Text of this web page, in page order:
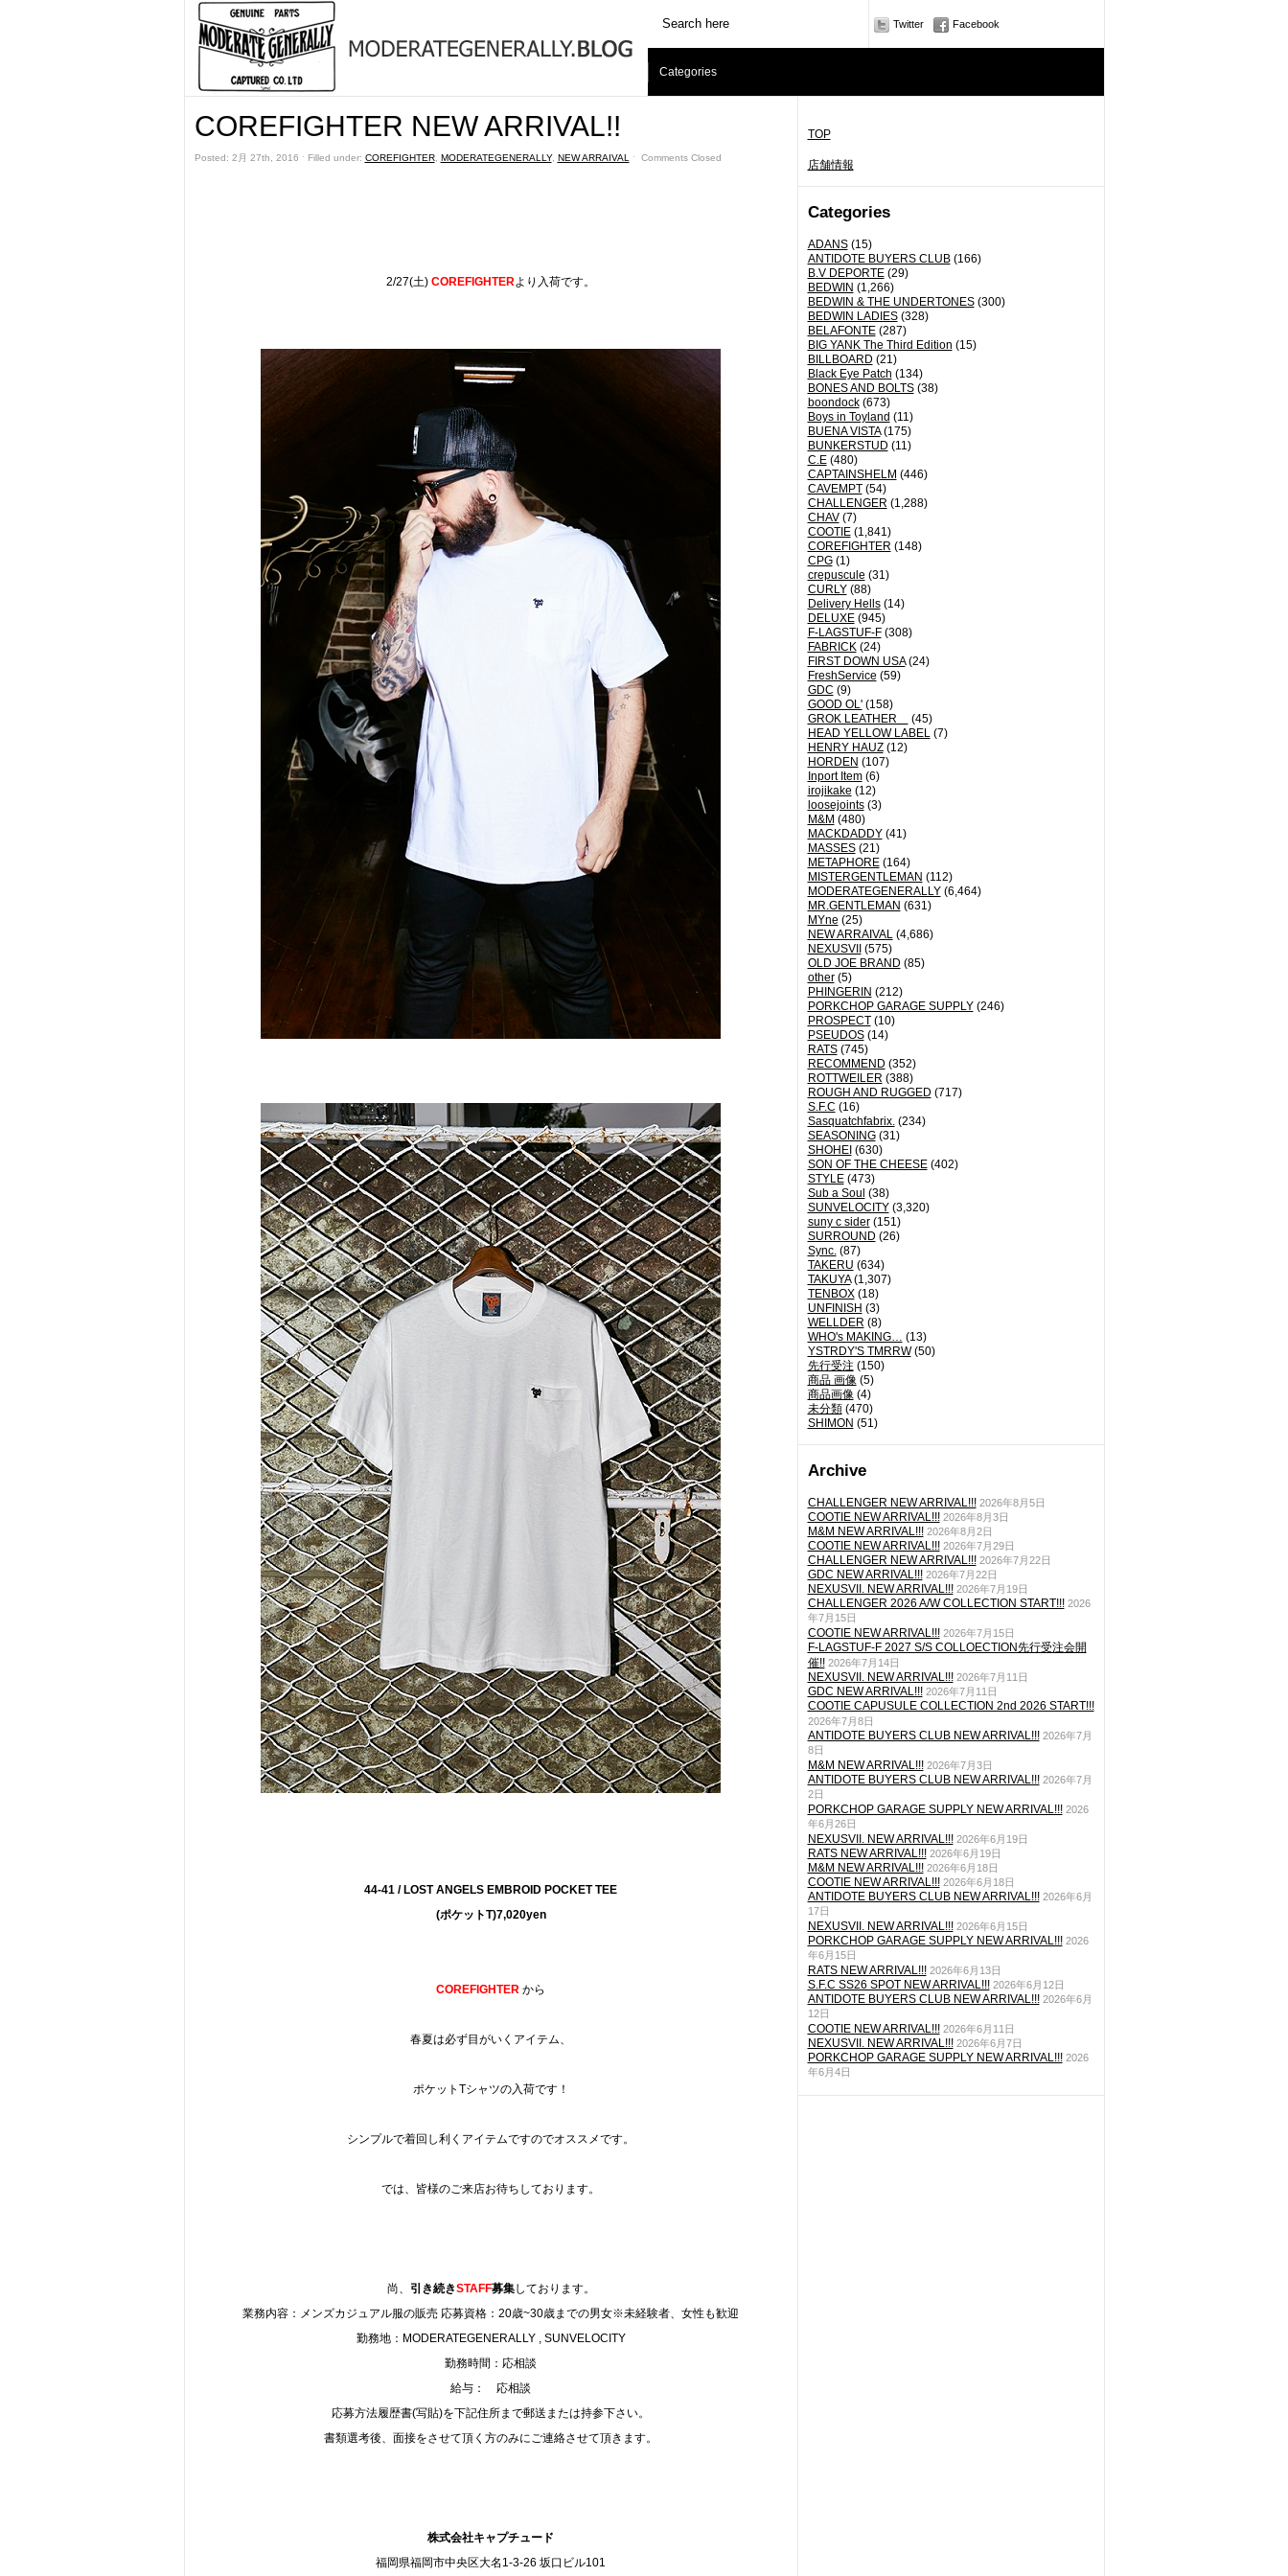
Twitter Facebook
Categories
TOP
店舗情報
Categories
ADANS(15)
ANTIDOTE BUYERS CLUB(166)
B.V DEPORTE(29)
BEDWIN (1,266)
BEDWIN & THE UNDERTONES(300)
BEDWIN LADIES(328)
BELAFONTE(287)
BIG YANK The Third Edition (15)
BILLBOARD (21)
Black Eye Patch (134)
BONES AND BOLTS(38)
boondock(673)
Boys in Toyland (11)
BUENA VISTA(175)
BUNKERSTUD (11)
C.E(480)
CAPTAINSHELM (446)
CAVEMPT(54)
CHALLENGER (1,288)
CHAV(7)
COOTIE(1,841)
COREFIGHTER (148)
CPG(1)
crepuscule (31)
CURLY(88)
Delivery Hells(14)
DELUXE(945)
F-LAGSTUF-F(308)
FABRICK(24)
FIRST DOWN USA(24)
FreshService (59)
GDC (9)
GOOD OL'(158)
GROK LEATHER
(45)
HEAD YELLOW LABEL(7)
HENRY HAUZ(12)
HORDEN (107)
Inport Item(6)
irojikake (12)
loosejoints(3)
M&M (480)
MACKDADDY(41)
MASSES(21)
METAPHORE(164)
MISTERGENTLEMAN (112)
MODERATEGENERALLY(6,464)
MR.GENTLEMAN (631)
MYne (25)
NEW ARRAIVAL(4,686)
NEXUSVII
(575)
OLD JOE BRAND (85)
other(5)
PHINGERIN (212)
PORKCHOP GARAGE SUPPLY(246)
PROSPECT(10)
PSEUDOS(14)
RATS(745)
RECOMMEND (352)
ROTTWEILER (388)
ROUGH AND RUGGED (717)
S.F.C (16)
Sasquatchfabrix.(234)
SEASONING(31)
SHOHEI (630)
SON OF THE CHEESE(402)
STYLE(473)
Sub a Soul (38)
SUNVELOCITY(3,320)
suny c sider(151)
SURROUND (26)
Sync.(87)
TAKERU (634)
TAKUYA(1,307)
TENBOX(18)
UNFINISH (3)
WELLDER (8)
WHO's MAKING… (13)
YSTRDY'S TMRRW(50)
先行受注 (150)
商品 画像(5)
商品画像(4)
未分類(470)
SHIMON (51)
Archive
CHALLENGER NEW ARRIVAL!!! 2026年8月5日
COOTIE NEW ARRIVAL!!! 2026年8月3日
M&M NEW ARRIVAL!!! 2026年8月2日
COOTIE NEW ARRIVAL!!! 2026年7月29日
CHALLENGER NEW ARRIVAL!!! 2026年7月22日
GDC NEW ARRIVAL!!! 2026年7月22日
NEXUSVII. NEW ARRIVAL!!! 2026年7月19日
CHALLENGER 2026 A/W COLLECTION START!!! 2026
年7月15日
COOTIE NEW ARRIVAL!!! 2026年7月15日
F-LAGSTUF-F 2027 S/S COLLOECTION先行受注会開
催!! 2026年7月14日
NEXUSVII. NEW ARRIVAL!!! 2026年7月11日
GDC NEW ARRIVAL!!! 2026年7月11日
COOTIE CAPUSULE COLLECTION 2nd 2026 START!!!
2026年7月8日
ANTIDOTE BUYERS CLUB NEW ARRIVAL!!! 2026年7月
8日
M&M NEW ARRIVAL!!! 2026年7月3日
ANTIDOTE BUYERS CLUB NEW ARRIVAL!!! 2026年7月
2日
PORKCHOP GARAGE SUPPLY NEW ARRIVAL!!! 2026
年6月26日
NEXUSVII. NEW ARRIVAL!!! 2026年6月19日
RATS NEW ARRIVAL!!! 2026年6月19日
M&M NEW ARRIVAL!!! 2026年6月18日
COOTIE NEW ARRIVAL!!! 2026年6月18日
ANTIDOTE BUYERS CLUB NEW ARRIVAL!!! 2026年6月
17日
NEXUSVII. NEW ARRIVAL!!! 2026年6月15日
PORKCHOP GARAGE SUPPLY NEW ARRIVAL!!! 2026
年6月15日
RATS NEW ARRIVAL!!! 2026年6月13日
S.F.C SS26 SPOT NEW ARRIVAL!!! 2026年6月12日
ANTIDOTE BUYERS CLUB NEW ARRIVAL!!! 2026年6月
12日
COOTIE NEW ARRIVAL!!! 2026年6月11日
NEXUSVII. NEW ARRIVAL!!! 2026年6月7日
PORKCHOP GARAGE SUPPLY NEW ARRIVAL!!! 2026
年6月4日
COREFIGHTER NEW ARRIVAL!!
Posted: 2月 27th, 2016 ˑ Filled under: COREFIGHTER, MODERATEGENERALLY, NEW ARRAIVAL ˑ Comments Closed
2/27(土) COREFIGHTERより入荷です。
44-41 / LOST ANGELS EMBROID POCKET TEE
(ポケットT)7,020yen
COREFIGHTER から
春夏は必ず目がいくアイテム、
ポケットTシャツの入荷です！
シンプルで着回し利くアイテムですのでオススメです。
では、皆様のご来店お待ちしております。
尚、 引き続きSTAFF募集しております。
業務内容：メンズカジュアル服の販売 応募資格：20歳~30歳までの男女※未経験者、女性も歓迎
勤務地：MODERATEGENERALLY , SUNVELOCITY
勤務時間：応相談
給与： 応相談
応募方法履歴書(写貼)を下記住所まで郵送または持参下さい。
書類選考後、面接をさせて頂く方のみにご連絡させて頂きます。
株式会社キャプチュード
福岡県福岡市中央区大名1-3-26 坂口ビル101